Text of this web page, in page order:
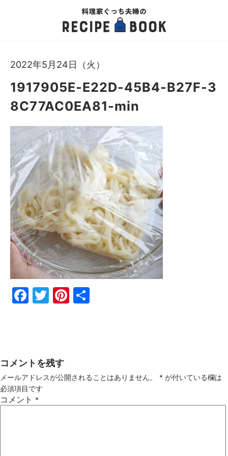
2022年5月24日（火）
1917905E-E22D-45B4-B27F-3
8C77AC0EA81-min
Fac
Twi
Pin
コメントを残す
メールアドレスが公開されることはありません。 * が付いている欄は
必須項目です
コメント *